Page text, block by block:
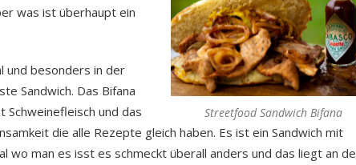
Streetfood Sandwich Bifana
was ist überhaupt ein
und besonders in der
Sandwich. Das Bifana
Schweinefleisch und das
die alle Rezepte gleich haben. Es ist ein Sandwich mit
wo man es isst es schmeckt überall anders und das liegt an